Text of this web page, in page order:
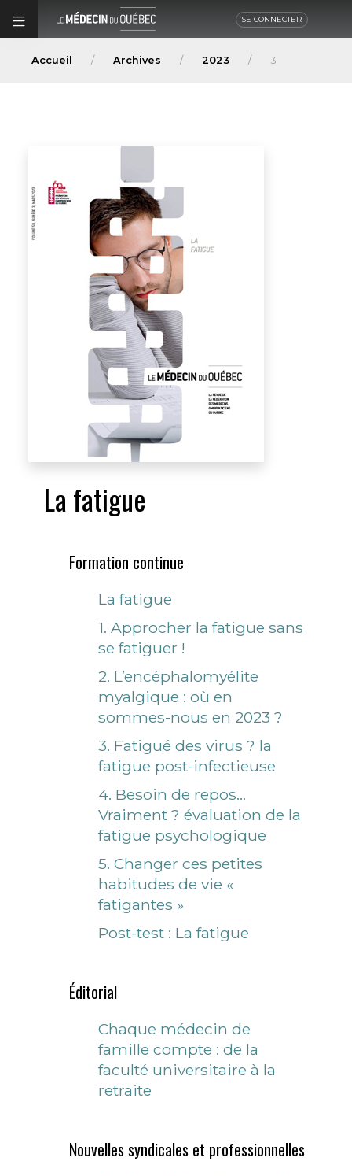
SE CONNECTER
Accueil Archives 2023 3
La fatigue
Formation continue
La fatigue
1. Approcher la fatigue sans
se fatiguer !
2. L’encéphalomyélite
myalgique : où en
sommes-nous en 2023 ?
3. Fatigué des virus ? la
fatigue post-infectieuse
4. Besoin de repos…
Vraiment ? évaluation de la
fatigue psychologique
5. Changer ces petites
habitudes de vie «
fatigantes »
Post-test : La fatigue
Éditorial
Chaque médecin de
famille compte : de la
faculté universitaire à la
retraite
Nouvelles syndicales et professionnelles